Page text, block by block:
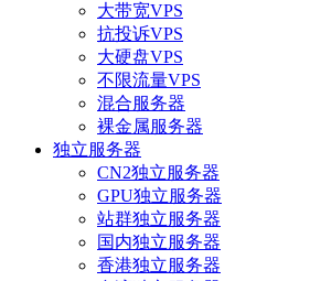
大带宽VPS
抗投诉VPS
大硬盘VPS
不限流量VPS
混合服务器
裸金属服务器
独立服务器
CN2独立服务器
GPU独立服务器
站群独立服务器
国内独立服务器
香港独立服务器